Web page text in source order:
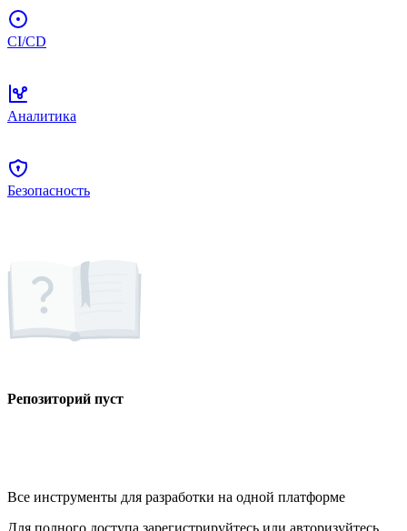
CI/CD
Аналитика
Безопасность
Репозиторий пуст
Все инструменты для разработки на одной платформе
Для полного доступа зарегистрируйтесь или авторизуйтесь